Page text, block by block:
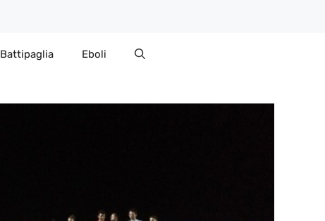
Battipaglia Eboli